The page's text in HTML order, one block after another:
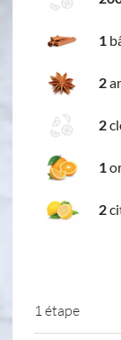
1
2
2
1
2
1 étape